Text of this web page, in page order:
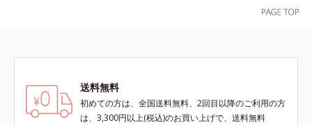
ン、トリ（カプリル酸／カプリン
酸）グリセリル＝肌をやわらかくほ
ぐす複合成分
送料無料
初めての方は、全国送料無料、2回目以降のご利用の方
は、3,300円以上(税込)のお買い上げで、送料無料